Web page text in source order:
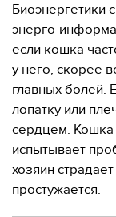
Биоэнергетики
энерго-
если кошка
у него, скорее
главных болей.
лопатку или
сердцем. Кошка
испытывает
хозяин
простужается.